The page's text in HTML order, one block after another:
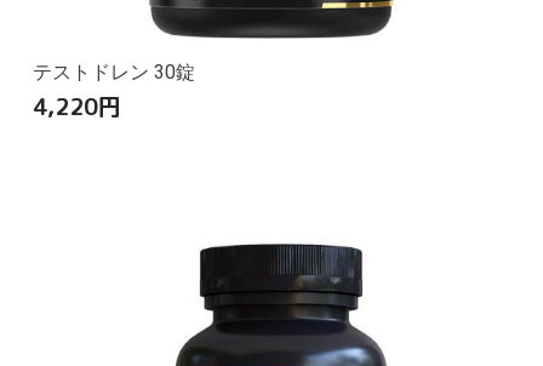
テストドレン 30錠
4,220円